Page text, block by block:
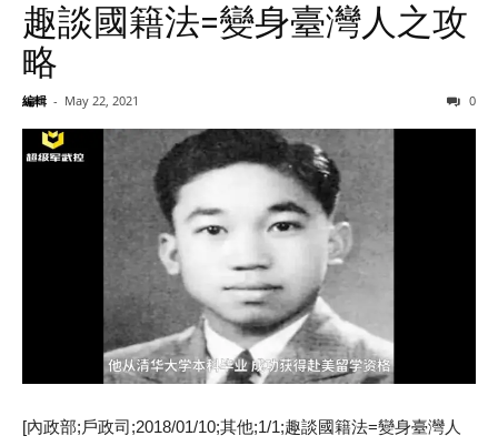
趣談國籍法=變身臺灣人之攻
略
編輯 - May 22, 2021 0
[內政部;戶政司;2018/01/10;其他;1/1;趣談國籍法=變身臺灣人